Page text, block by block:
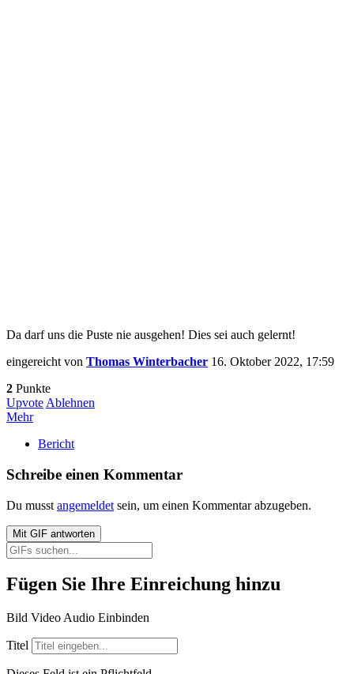
Da darf uns die Puste nie ausgehen! Dies sei auch gelernt!
eingereicht von Thomas Winterbacher 16. Oktober 2022, 17:59
2 Punkte
Upvote Ablehnen
Mehr
Bericht
Schreibe einen Kommentar
Du musst angemeldet sein, um einen Kommentar abzugeben.
Mit GIF antworten
Fügen Sie Ihre Einreichung hinzu
Bild Video Audio Einbinden
Titel